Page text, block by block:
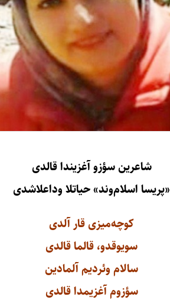
شاعرین سؤزو آغزیندا قالدی
«پریسا اسلام‌وند» حیاتلا وداعلاشدی
کوچه‌میزی قار آلدی
سویوقدو، قالما قالدی
سالام وئردیم آلمادین
سؤزوم آغزیمدا قالدی